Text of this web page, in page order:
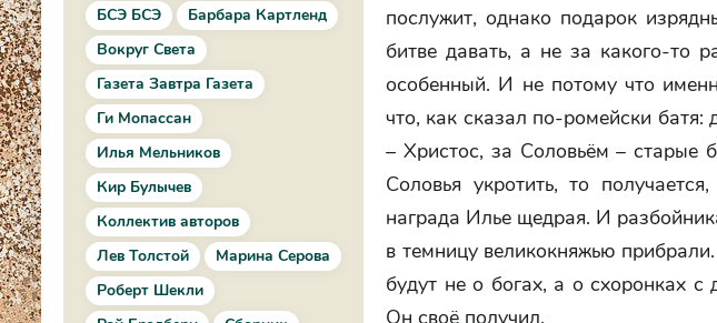
БСЭ БСЭ
Барбара Картленд
Вокруг Света
Газета Завтра Газета
Ги Мопассан
Илья Мельников
Кир Булычев
Коллектив авторов
Лев Толстой
Марина Серова
Роберт Шекли
послужит, однако подарок
битве давать, а не за какого-то
особенный. И не потому что
что, как сказал по-ромейски батя:
– Христос, за Соловьём – старые
Соловья укротить, то
награда Илье щедрая. И
в темницу великокняжью
будут не о богах, а о схоронках